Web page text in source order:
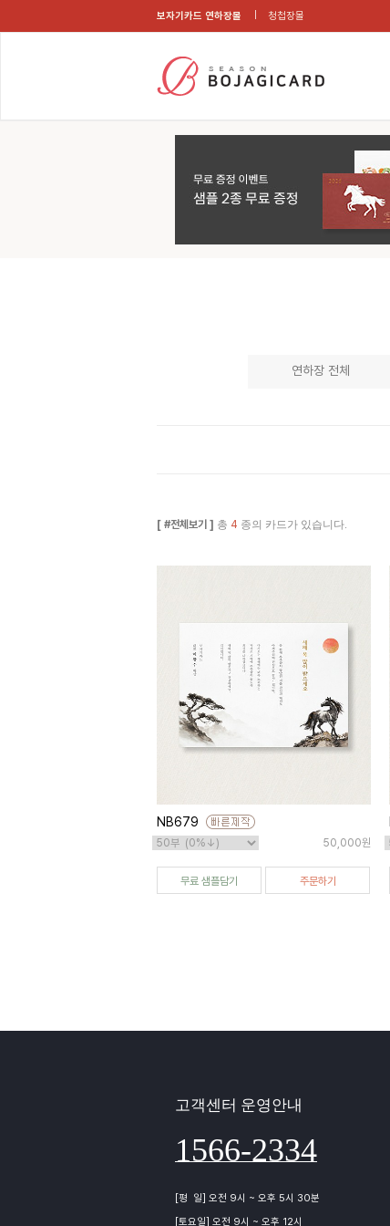
보자기카드 연하장몰 청첩장몰
연하장 전체
[ #전체보기 ] 총 4 종의 카드가 있습니다.
NB679
50,000원
무료 샘플담기 주문하기
고객센터 운영안내
1566-2334
[평 일] 오전 9시 ~ 오후 5시 30분
[토요일] 오전 9시 ~ 오후 12시